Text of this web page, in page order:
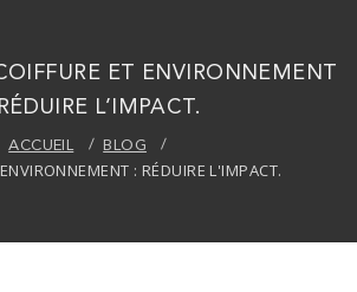
ET ENVIRONNEMENT
L’IMPACT.
ACCUEIL BLOG
: RÉDUIRE L'IMPACT.